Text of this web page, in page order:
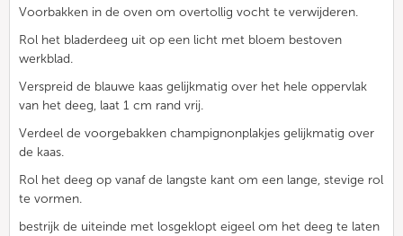
Voorbakken in de oven om overtollig vocht te verwijderen.
Rol het bladerdeeg uit op een licht met bloem bestoven
werkblad.
Verspreid de blauwe kaas gelijkmatig over het hele oppervlak
van het deeg, laat 1 cm rand vrij.
Verdeel de voorgebakken champignonplakjes gelijkmatig over
de kaas.
Rol het deeg op vanaf de langste kant om een lange, stevige rol
te vormen.
bestrijk de uiteinde met losgeklopt eigeel om het deeg te laten